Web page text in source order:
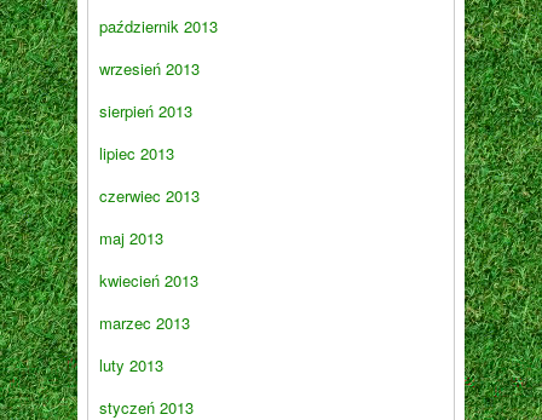
październik 2013
wrzesień 2013
sierpień 2013
lipiec 2013
czerwiec 2013
maj 2013
kwiecień 2013
marzec 2013
luty 2013
styczeń 2013